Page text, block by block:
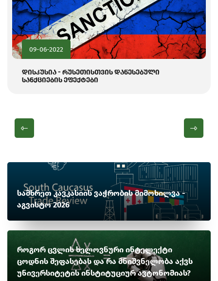
09-06-2022
დისკუსია - რუსეთისთვის დაწესებული
სანქციების ეფექტები
სამხრეთ კავკასიის ვაჭრობის მიმოხილვა -
აგვისტო 2026
როგორ ცვლის ხელოვნური ინტელექტი
ცოდნის შეფასებას და რა მნიშვნელობა აქვს
უნივერსიტეტის ინსტიტუციურ ავტონომიას?